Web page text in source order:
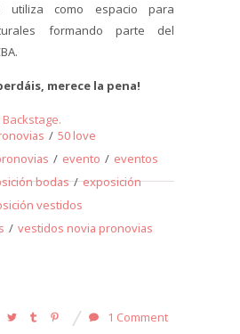
utiliza como espacio para
formando parte del
merece la pena!
/ 50 love
/ evento / eventos
bodas / exposición
vestidos
/ vestidos novia pronovias
1 Comment